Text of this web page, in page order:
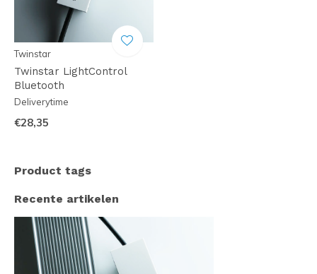
Twinstar
Twinstar LightControl
Bluetooth
Deliverytime
€28,35
Product tags
Recente artikelen